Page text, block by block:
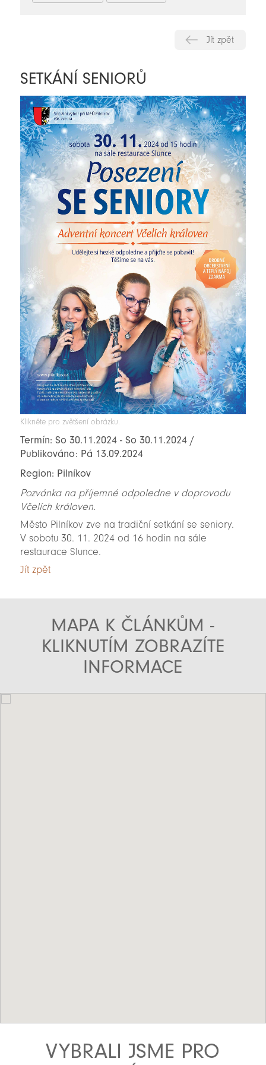
Jít zpět
SETKÁNÍ SENIORŮ
Klikněte pro zvětšení obrázku.
Termín: So 30.11.2024 - So 30.11.2024 /
Publikováno: Pá 13.09.2024
Region: Pilníkov
Pozvánka na příjemné odpoledne v doprovodu
Včelích královen.
Město Pilníkov zve na tradiční setkání se seniory.
V sobotu 30. 11. 2024 od 16 hodin na sále
restaurace Slunce.
Jít zpět
MAPA K ČLÁNKŮM -
KLIKNUTÍM ZOBRAZÍTE
INFORMACE
VYBRALI JSME PRO